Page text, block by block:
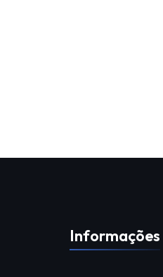
Informações